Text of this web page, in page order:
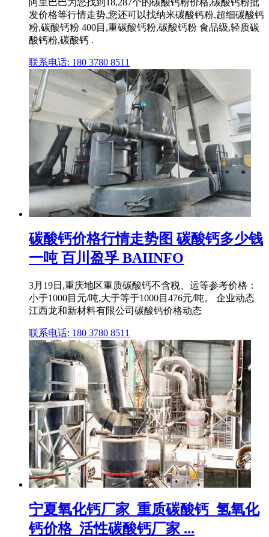
发价格等行情走势,您还可以找纳米碳酸钙粉,超细碳酸钙
粉,碳酸钙粉 400目,重碳酸钙粉,碳酸钙粉 食品级,轻质碳
酸钙粉,碳酸钙 .
联系电话: 180 3780 8511
碳酸钙价格行情走势图 碳酸钙多少钱
一吨 百川盈孚 BAIINFO
3月19日,重庆地区重质碳酸钙不含税、运等参考价格：
小于1000目元/吨,大于等于1000目476元/吨。 企业动态
江西龙和新材料有限公司碳酸钙价格动态
联系电话: 180 3780 8511
宁夏氧化钙厂家_重质碳酸钙_氢氧化
钙价格_活性碳酸钙厂家 ...